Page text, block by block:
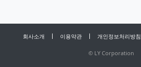
회사소개 이용약관 개인정보처리방침
© LY Corporation